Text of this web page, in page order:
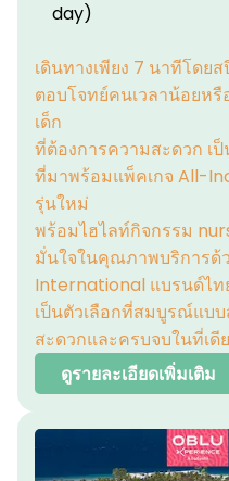
day)
เดินทางเพียง 7 นาทีโดย
ตอบโจทย์คนเวลาน้อยหรื
เด็ก
ที่ต้องการความสะดวก เ
ที่มาพร้อมแพ็คเกจ All-
รุ่นใหม่
พร้อมไฮไลท์กิจกรรม
มั่นใจในคุณภาพบริการด้
International แบรนด์ไท
เป็นตัวเลือกที่สมบูรณ์แบ
สะดวกและครบจบในที่เดี
ดูรายละเอียดเพิ่มเติม